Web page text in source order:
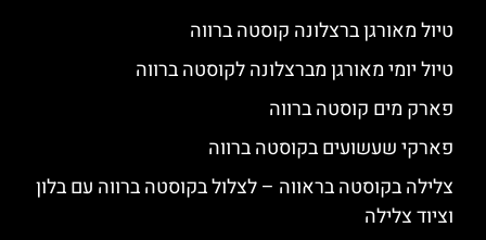
טיול מאורגן ברצלונה קוסטה ברווה
טיול יומי מאורגן מברצלונה לקוסטה ברווה
פארק מים קוסטה ברווה
פארקי שעשועים בקוסטה ברווה
צלילה בקוסטה בראווה – לצלול בקוסטה ברווה עם בלון
וציוד צלילה